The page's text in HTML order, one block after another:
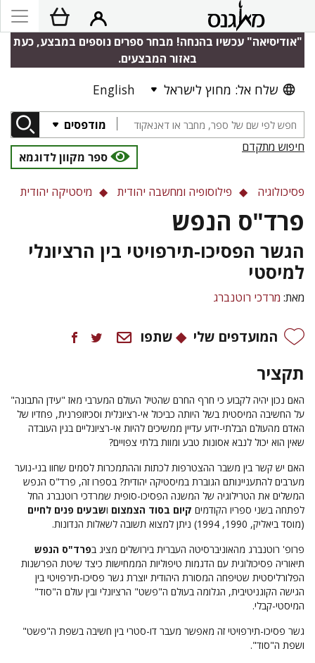
"אודיסיאה" עכשיו בהנחה! מבחר ספרים נוספים במבצע, כעת
באזור המבצעים.
שלח אל: מחוץ לישראל English
מודפסים
חיפוש מתקדם
ספר מקוון לדוגמא
פסיכולוגיה פילוסופיה ומחשבה יהודית מיסטיקה יהודית
פרד"ס הנפש
הגשר הפסיכו-תירפויטי בין הרציונלי
למיסטי
מאת: מרדכי רוטנברג
המועדפים שלי שתפו
תקציר
האם נכון יהיה לקבוע כי חרף החרם שהטיל העולם המערבי מאז "עידן התבונה"
על החשיבה המיסטית בשל היותה כביכול אי-רציונלית וסכיזופרנית, פחדיו של
האדם מהעולם הבלתי-ידוע עדיין ממשיכים להיות אי-רציונליים בגין העובדה
שאין הוא יכול לנבא אסונות טבע ומוות בלתי צפויים?
האם יש קשר בין משבר ההצטרפות לכתות וההתמכרות לסמים שחוו בני-נוער
מערבים להתעניינותם הגוברת במיסטיקה יהודית? בספרו זה, פרד"ס הנפש
המשלים את הטרילוגיה של המשנה הפסיכו-סופית שמרדכי רוטנברג החל
לפתחה בשני ספריו הקודמים קיום בסוד הצמצום ושבעים פנים לחיים
(מוסד ביאליק, 1990, 1994) ניתן למצוא תשובה לשאלות הנדונות.
פרופ' רוטנברג מהאוניברסיטה העברית בירושלים מציג בפרד"ס הנפש
תיאוריה פסיכולוגית עם הדגמות טיפוליות הממחישות כיצד שיטת הפרשנות
הפלורליסטית שטיפחה המסורת היהודית יוצרת גשר פסיכו-תירפויטי בין
הגישה הקוגניטיבית, הגלומה בעולם ה"פשט" הרציונלי ובין עולם ה"סוד"
המיסטי-קבלי.
גשר פסיכו-תירפויטי זה מאפשר מעבר דו-סטרי בין חשיבה בשפת ה"פשט"
ושפת ה"סוד".